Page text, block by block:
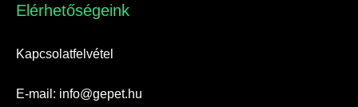
Elérhetőségeink​
Kapcsolatfelvétel
E-mail: info@gepet.hu